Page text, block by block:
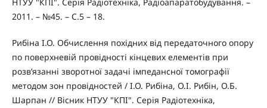
2011. – №45. – С.5 – 18.
Рибіна І.О. Обчислення похідних від передаточного опору
по поверхневій провідності кінцевих елементів при
розв’язанні зворотної задачі імпедансної томографії
методом зон провідностей / І.О. Рибіна, О.І. Рибін, О.Б.
Шарпан // Вісник НТУУ "КПІ". Серія Радіотехніка,